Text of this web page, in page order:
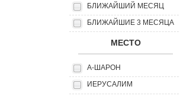
БЛИЖАЙШИЙ МЕСЯЦ
БЛИЖАЙШИЕ 3 МЕСЯЦА
МЕСТО
А-ШАРОН
ИЕРУСАЛИМ